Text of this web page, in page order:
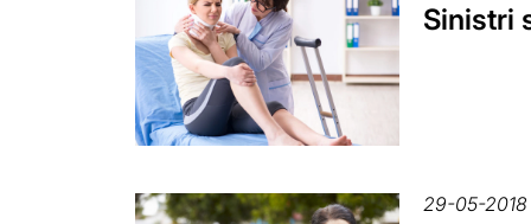
Sinistri
29-05-2018